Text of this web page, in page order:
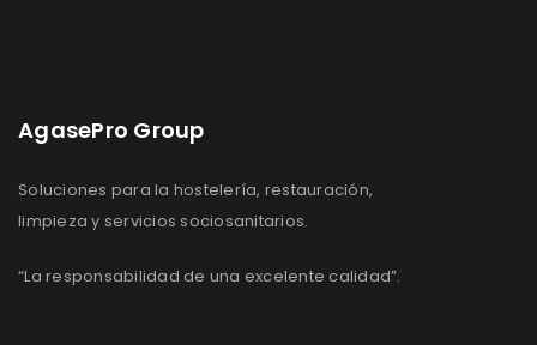
AgasePro Group
Soluciones para la hostelería, restauración,
limpieza y servicios sociosanitarios.
“La responsabilidad de una excelente calidad”.